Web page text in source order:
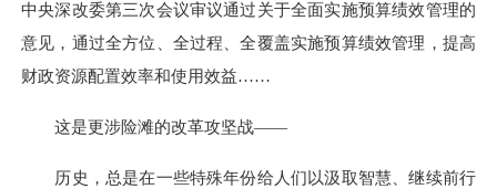
中央深改委第三次会议审议通过关于全面实施预算绩效管理的
意见，通过全方位、全过程、全覆盖实施预算绩效管理，提高
财政资源配置效率和使用效益……
这是更涉险滩的改革攻坚战——
历史，总是在一些特殊年份给人们以汲取智慧、继续前行